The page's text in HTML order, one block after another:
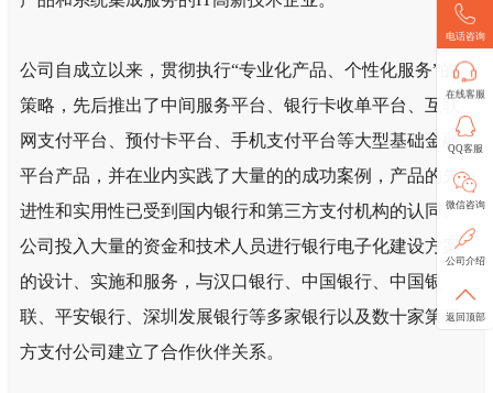
公司自成立以来，贯彻执行“专业化产品、个性化服务”的
策略，先后推出了中间服务平台、银行卡收单平台、互联
网支付平台、预付卡平台、手机支付平台等大型基础金融
平台产品，并在业内实践了大量的的成功案例，产品的先
进性和实用性已受到国内银行和第三方支付机构的认同。
公司投入大量的资金和技术人员进行银行电子化建设方案
的设计、实施和服务，与汉口银行、中国银行、中国银
联、平安银行、深圳发展银行等多家银行以及数十家第三
方支付公司建立了合作伙伴关系。